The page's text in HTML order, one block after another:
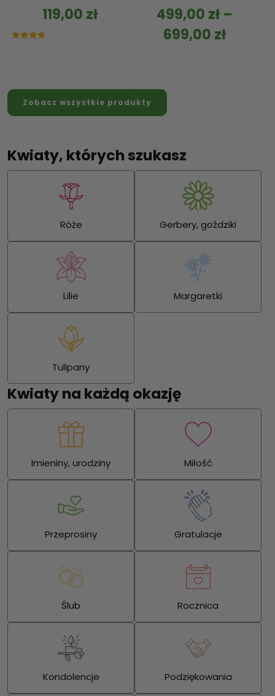
119,00 zł 499,00 zł –
699,00 zł
Zobacz wszystkie produkty
Kwiaty, których szukasz
Róże Gerbery, goździki
Lilie Margaretki
Tulipany
Kwiaty na każdą okazję
Imieniny, urodziny Miłość
Przeprosiny Gratulacje
Ślub Rocznica
Kondolencje Podziękowania